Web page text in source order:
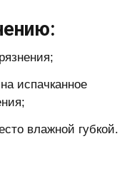
испачканное
влажной губкой.